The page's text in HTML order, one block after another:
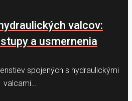
valcov:
a usmernenia
spojených s hydraulickými
valcami…